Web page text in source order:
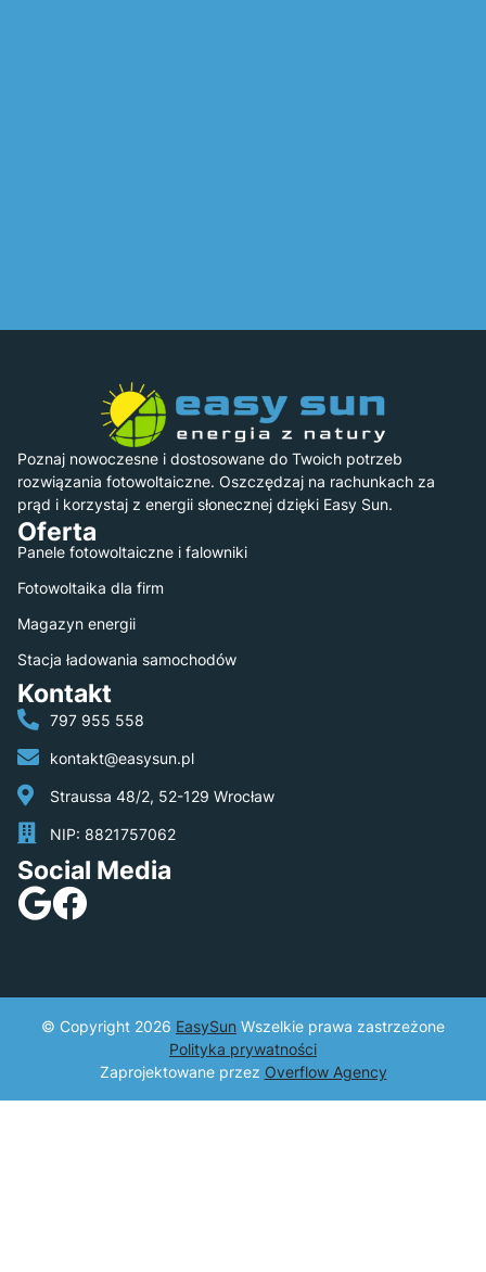
Poznaj nowoczesne i dostosowane do Twoich potrzeb
rozwiązania fotowoltaiczne. Oszczędzaj na rachunkach za
prąd i korzystaj z energii słonecznej dzięki Easy Sun.
Oferta
Panele fotowoltaiczne i falowniki
Fotowoltaika dla firm
Magazyn energii
Stacja ładowania samochodów
Kontakt
797 955 558
kontakt@easysun.pl
Straussa 48/2, 52-129 Wrocław
NIP: 8821757062
Social Media
© Copyright 2026 EasySun ​ Wszelkie prawa zastrzeżone
Polityka prywatności
Zaprojektowane przez Overflow Agency